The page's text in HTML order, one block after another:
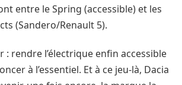
entre le Spring (accessible) et les
(Sandero/Renault 5).
: rendre l’électrique enfin accessible
à l’essentiel. Et à ce jeu-là, Dacia